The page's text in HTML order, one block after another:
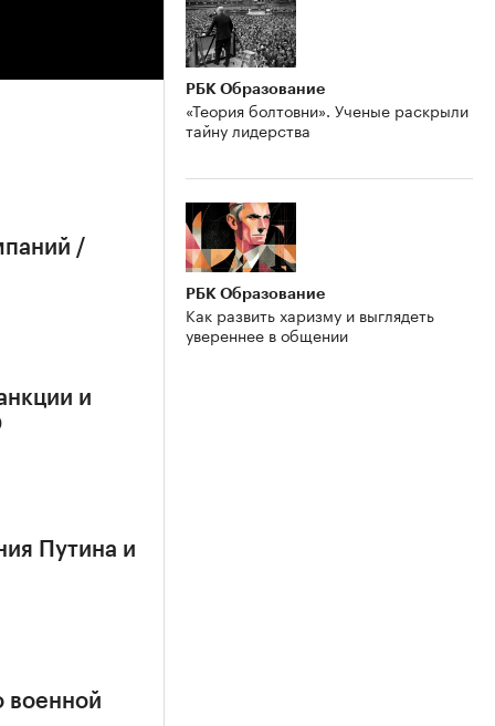
/
и
Путина и
военной
РБК Образование
«Теория болтовни». Ученые раскрыли
тайну лидерства
РБК Образование
Как развить харизму и выглядеть
увереннее в общении